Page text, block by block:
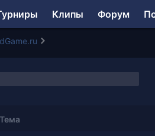
Клипы Форум
Тема